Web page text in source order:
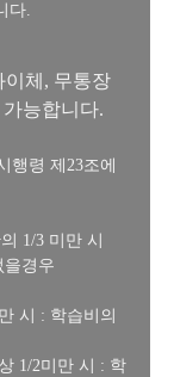
다.
이체, 무통장
능합니다.
행령 제23조에
1/3 미만 시
경우
시 : 학습비의
1/2미만 시 : 학